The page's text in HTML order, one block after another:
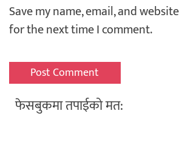
Save my name, email, and
for the next time I comment.
फेसबुकमा तपाईको मत: